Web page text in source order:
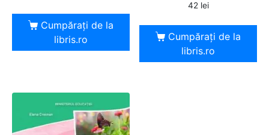
Cumpărați de la
libris.ro
42 lei
Cumpărați de la
libris.ro